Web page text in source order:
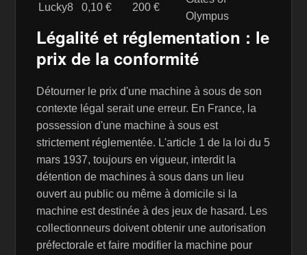
Lucky8 0,10 € 200 €
Olympus
Légalité et réglementation : le
prix de la conformité
Détourner le prix d'une machine à sous de son
contexte légal serait une erreur. En France, la
possession d'une machine à sous est
strictement réglementée. L'article 1 de la loi du 5
mars 1937, toujours en vigueur, interdit la
détention de machines à sous dans un lieu
ouvert au public ou même à domicile si la
machine est destinée à des jeux de hasard. Les
collectionneurs doivent obtenir une autorisation
préfectorale et faire modifier la machine pour